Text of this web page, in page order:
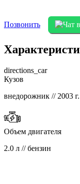
Позвонить
directions_car
Кузов
внедорожник // 2003
Объем двигателя
2.0 л // бензин